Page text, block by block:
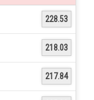
228.53
218.03
217.84